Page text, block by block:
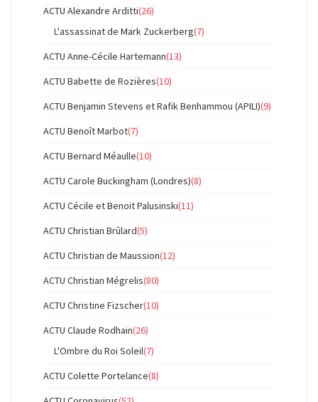
ACTU Alexandre Arditti(26)
L'assassinat de Mark Zuckerberg(7)
ACTU Anne-Cécile Hartemann(13)
ACTU Babette de Rozières(10)
ACTU Benjamin Stevens et Rafik Benhammou (APILI)(9)
ACTU Benoît Marbot(7)
ACTU Bernard Méaulle(10)
ACTU Carole Buckingham (Londres)(8)
ACTU Cécile et Benoit Palusinski(11)
ACTU Christian Brûlard(5)
ACTU Christian de Maussion(12)
ACTU Christian Mégrelis(80)
ACTU Christine Fizscher(10)
ACTU Claude Rodhain(26)
L'Ombre du Roi Soleil(7)
ACTU Colette Portelance(8)